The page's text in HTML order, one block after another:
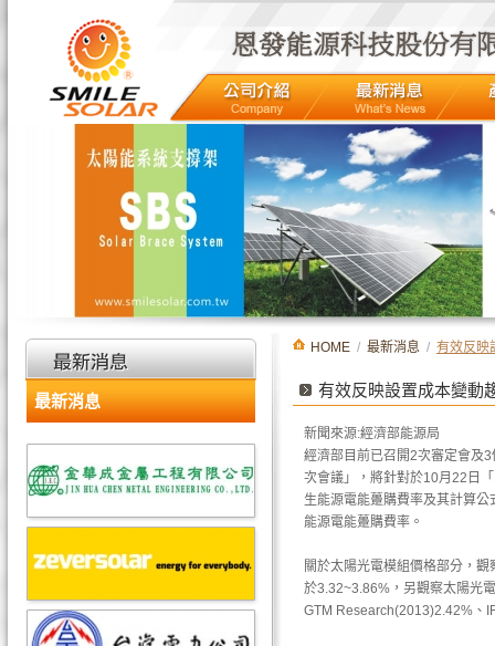
最新消息
HOME / 最新消息 / 有效反映
有效反映設置成本變動
新聞來源:經濟部能源局
經濟部目前已召開2次審定會及
次會議」，將針對於10月22日
生能源電能躉購費率及其計算
能源電能躉購費率。
關於太陽光電模組價格部分，
於3.32~3.86%，另觀察太陽光
GTM Research(2013)2.42%、